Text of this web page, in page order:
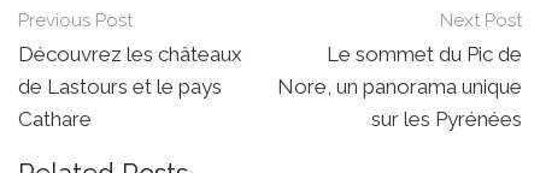
Post
navigation
Previous Post
Découvrez les châteaux
de Lastours et le pays
Cathare
Next Post
Le sommet du Pic de
Nore, un panorama unique
sur les Pyrénées